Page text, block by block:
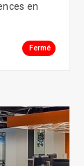
en
Fermé